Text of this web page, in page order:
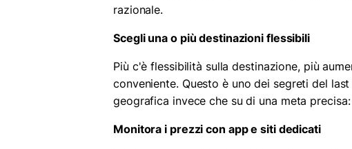
razionale.
Scegli una o più destinazioni flessibili
Più c'è flessibilità sulla destinazione, più
conveniente. Questo è uno dei segreti del
geografica invece che su di una meta
Monitora i prezzi con app e siti dedicati